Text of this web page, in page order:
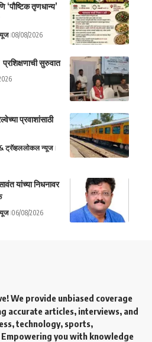
‘पौष्टिक तृणधान्य’
08/08/2026
प्रशिक्षणाची सुरुवात
प्रवाशांसाठी
ट्रॅव्हललोकल न्यूज
यांच्या निधनावर
06/08/2026
We provide unbiased coverage
accurate articles, interviews, and
technology, sports,
you with knowledge